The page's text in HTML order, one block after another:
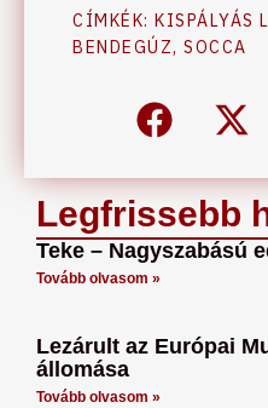
Legfrissebb
Teke – Nagyszabású
Tovább olvasom »
Lezárult az Európai
állomása
Tovább olvasom »
CÍMKÉK: KISPÁLYÁS
BENDEGÚZ, SOCCA